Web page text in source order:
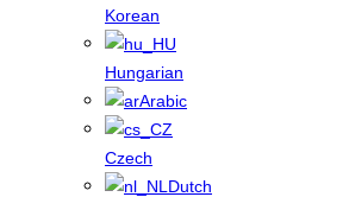
Korean
Hungarian
Arabic
Czech
Dutch